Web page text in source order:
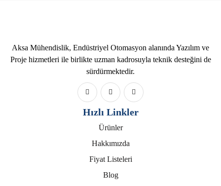
Aksa Mühendislik, Endüstriyel Otomasyon alanında Yazılım ve
Proje hizmetleri ile birlikte uzman kadrosuyla teknik desteğini de
sürdürmektedir.
Hızlı Linkler
Ürünler
Hakkımızda
Fiyat Listeleri
Blog